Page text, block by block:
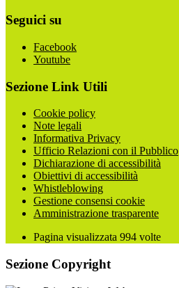
Seguici su
Facebook
Youtube
Sezione Link Utili
Cookie policy
Note legali
Informativa Privacy
Ufficio Relazioni con il Pubblico
Dichiarazione di accessibilità
Obiettivi di accessibilità
Whistleblowing
Gestione consensi cookie
Amministrazione trasparente
Pagina visualizzata 994 volte
Sezione Copyright